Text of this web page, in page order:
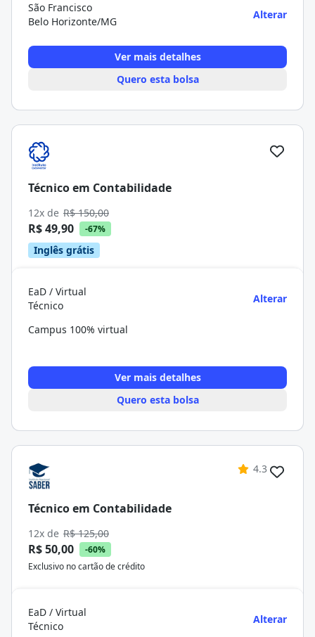
São Francisco
Belo Horizonte/MG
Alterar
Ver mais detalhes
Quero esta bolsa
Técnico em Contabilidade
12x de R$ 150,00
R$ 49,90 -67%
Inglês grátis
EaD / Virtual
Técnico
Alterar
Campus 100% virtual
Ver mais detalhes
Quero esta bolsa
4.3
Técnico em Contabilidade
12x de R$ 125,00
R$ 50,00
-60%
Exclusivo no cartão de crédito
EaD / Virtual
Técnico
Alterar